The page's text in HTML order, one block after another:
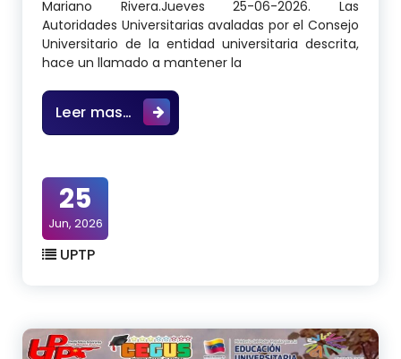
Mariano Rivera.Jueves 25-06-2026. Las
Autoridades Universitarias avaladas por el Consejo
Universitario de la entidad universitaria descrita,
hace un llamado a mantener la
Leer mas… A la Comunidad Universitaria de la
25
Jun, 2026
UPTP